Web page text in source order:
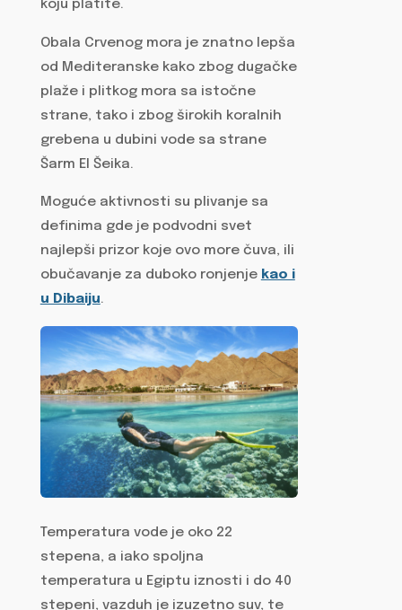
koju platite.
Obala Crvenog mora je znatno lepša
od Mediteranske kako zbog dugačke
plaže i plitkog mora sa istočne
strane, tako i zbog širokih koralnih
grebena u dubini vode sa strane
Šarm El Šeika.
Moguće aktivnosti su plivanje sa
definima gde je podvodni svet
najlepši prizor koje ovo more čuva, ili
obučavanje za duboko ronjenje kao i
u Dibaiju.
Temperatura vode je oko 22
stepena, a iako spoljna
temperatura u Egiptu iznosti i do 40
stepeni, vazduh je izuzetno suv, te